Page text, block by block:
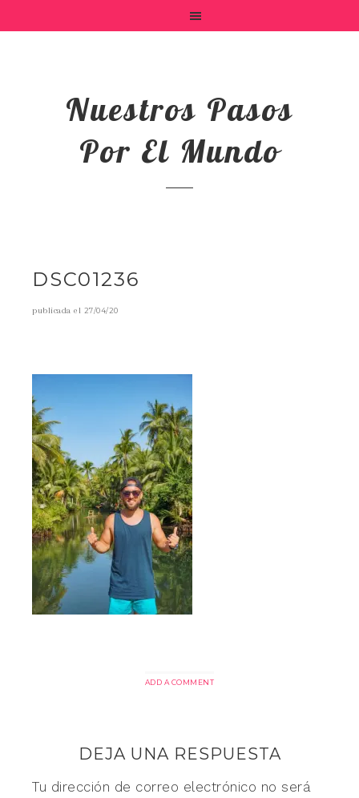
Nuestros Pasos
Por El Mundo
DSC01236
publicada el 27/04/20
ADD A COMMENT
DEJA UNA RESPUESTA
Tu dirección de correo electrónico no será